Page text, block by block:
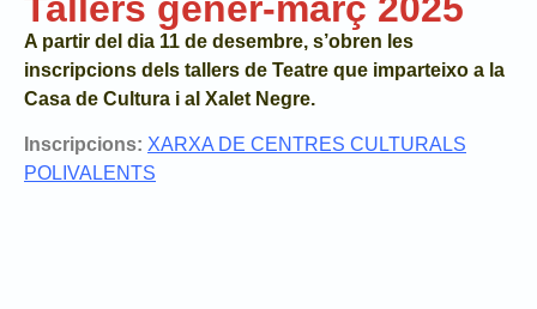
A partir del dia 11 de desembre, s’obren les
inscripcions dels tallers de Teatre que imparteixo a la
Casa de Cultura i al Xalet Negre.
Inscripcions: XARXA DE CENTRES CULTURALS
POLIVALENTS